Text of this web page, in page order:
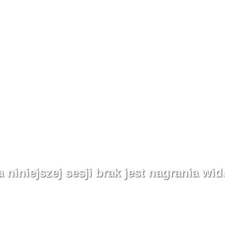
niniejszej sesji brak jest nagrania